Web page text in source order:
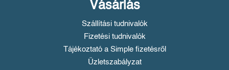
Vásárlás
Szállítási tudnivalók
Fizetési tudnivalók
Tájékoztató a Simple fizetésről
Üzletszabályzat